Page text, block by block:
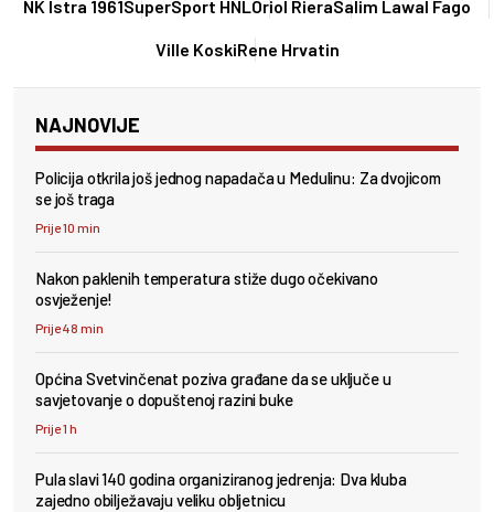
NK Istra 1961SuperSport HNLOriol RieraSalim Lawal Fago
Ville KoskiRene Hrvatin
NAJNOVIJE
Policija otkrila još jednog napadača u Medulinu: Za dvojicom
se još traga
Prije 10 min
Nakon paklenih temperatura stiže dugo očekivano
osvježenje!
Prije 48 min
Općina Svetvinčenat poziva građane da se uključe u
savjetovanje o dopuštenoj razini buke
Prije 1 h
Pula slavi 140 godina organiziranog jedrenja: Dva kluba
zajedno obilježavaju veliku obljetnicu